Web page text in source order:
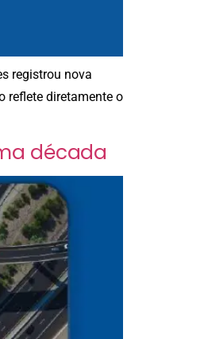
registrou nova
reflete diretamente o
década